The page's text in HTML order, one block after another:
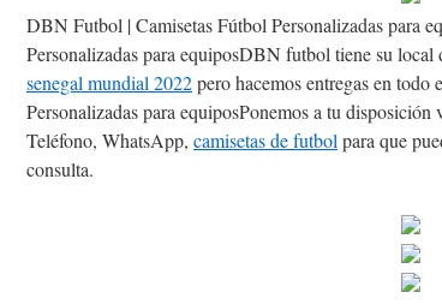
DBN Futbol | Camisetas Fútbol Personalizadas para
Personalizadas para equiposDBN futbol tiene su local
senegal mundial 2022pero hacemos entregas en
Personalizadas para equiposPonemos a tu
Teléfono, WhatsApp, camisetas de futbol para que
consulta.